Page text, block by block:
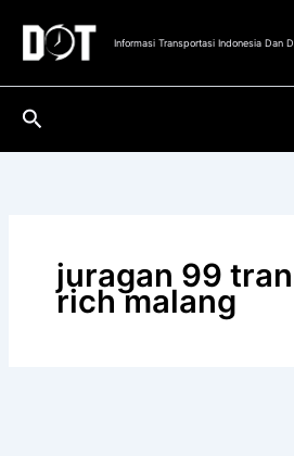
konten
Informasi Transportasi Indonesia Dan
Cari
juragan 99
rich malang